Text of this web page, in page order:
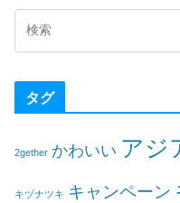
タグ
2gether かわいい アジ
キヅナツキ キャンペーン